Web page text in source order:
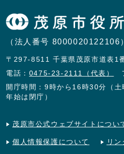
（法人番号 8000020122106
〒297-8511 千葉県茂原市道表1
電話： 0475-23-2111（代表）
開庁時間：9時から16時30分（
年始は閉庁）
茂原市公式ウェブサイトについ
個人情報保護について リン